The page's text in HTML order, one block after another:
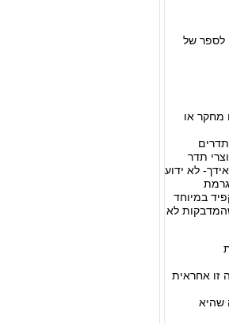
לספר של
מחקר או
תדר
לא ידוע
במיוחד
לא
זו אחראית
שהיא